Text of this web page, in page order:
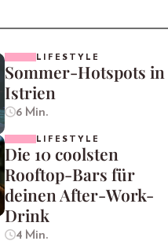
LIFESTYLE
Sommer-Hotspots in
Istrien
6 Min.
LIFESTYLE
Die 10 coolsten
Rooftop-Bars für
deinen After-Work-
Drink
4 Min.